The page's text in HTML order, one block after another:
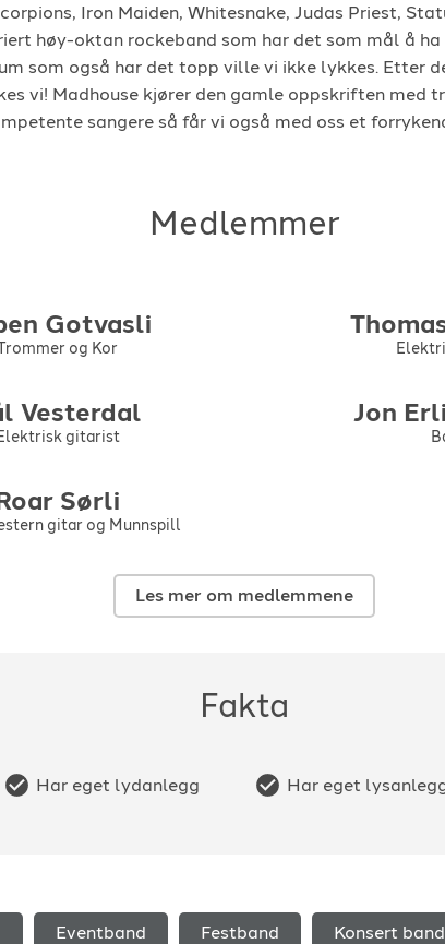
Iron Maiden, Whitesnake, Judas Priest,
høy-oktan rockeband som har det som mål å
som også har det topp ville vi ikke lykkes. Etter
vi! Madhouse kjører den gamle oppskriften med
sangere så får vi også med oss et
Medlemmer
Gotvasli
og Kor
Vesterdal
gitarist
Jon
Sørli
gitar og Munnspill
Les mer om medlemmene
Fakta
Har eget lydanlegg Har eget
Eventband Festband Konsert band